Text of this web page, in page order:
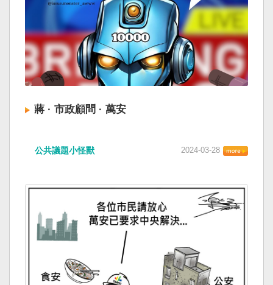
蔣 · 市政顧問 · 萬安
公共議題小怪獸 2024-03-28